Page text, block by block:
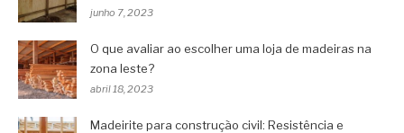
junho 7, 2023
O que avaliar ao escolher uma loja de madeiras na
zona leste?
abril 18, 2023
Madeirite para construção civil: Resistência e